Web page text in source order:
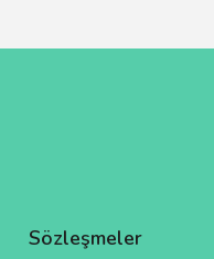
Sözleşmeler